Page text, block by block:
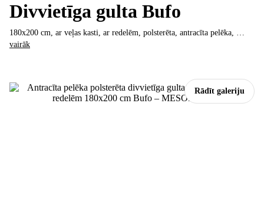
Rādīt galeriju
Divvietīga gulta Bufo
180x200 cm, ar veļas kasti, ar redelēm, polsterēta, antracīta pelēka, …
vairāk